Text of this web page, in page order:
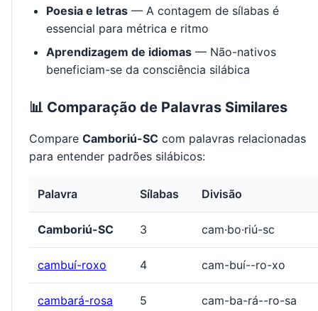
Poesia e letras — A contagem de sílabas é
essencial para métrica e ritmo
Aprendizagem de idiomas — Não-nativos
beneficiam-se da consciência silábica
📊 Comparação de Palavras Similares
Compare Camboriú-SC com palavras relacionadas
para entender padrões silábicos:
Palavra Sílabas Divisão
Camboriú-SC 3 cam·bo·riú-sc
cambuí-roxo 4 cam-buí--ro-xo
cambará-rosa 5 cam-ba-rá--ro-sa